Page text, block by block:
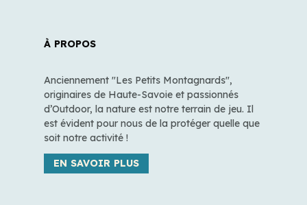
À PROPOS
Anciennement "Les Petits Montagnards",
originaires de Haute-Savoie et passionnés
d’Outdoor, la nature est notre terrain de jeu. Il
est évident pour nous de la protéger quelle que
soit notre activité !
EN SAVOIR PLUS